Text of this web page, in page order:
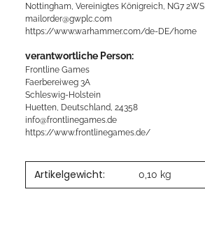
Nottingham, Vereinigtes Königreich, NG7 2WS
mailorder@gwplc.com
https://www.warhammer.com/de-DE/home
verantwortliche Person:
Frontline Games
Faerbereiweg 3A
Schleswig-Holstein
Huetten, Deutschland, 24358
info@frontlinegames.de
https://www.frontlinegames.de/
Artikelgewicht: 0,10 kg